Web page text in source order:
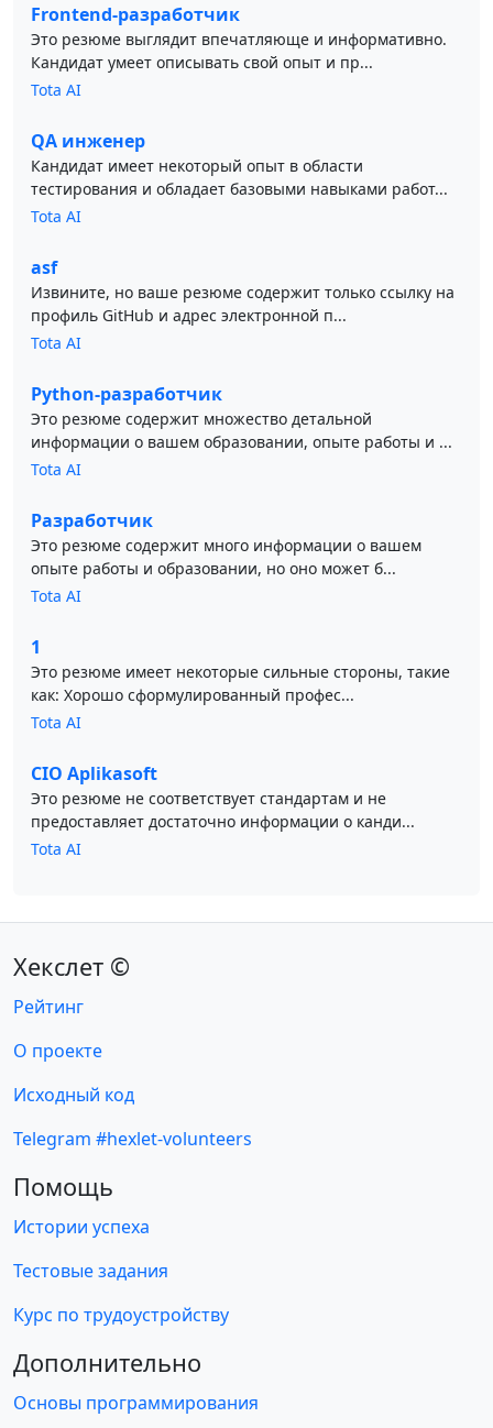
Frontend-разработчик
Это резюме выглядит впечатляюще и информативно.
Кандидат умеет описывать свой опыт и пр...
Tota AI
QA инженер
Кандидат имеет некоторый опыт в области
тестирования и обладает базовыми навыками работ...
Tota AI
asf
Извините, но ваше резюме содержит только ссылку на
профиль GitHub и адрес электронной п...
Tota AI
Python-разработчик
Это резюме содержит множество детальной
информации о вашем образовании, опыте работы и ...
Tota AI
Разработчик
Это резюме содержит много информации о вашем
опыте работы и образовании, но оно может б...
Tota AI
1
Это резюме имеет некоторые сильные стороны, такие
как: Хорошо сформулированный профес...
Tota AI
CIO Aplikasoft
Это резюме не соответствует стандартам и не
предоставляет достаточно информации о канди...
Tota AI
Хекслет ©
Рейтинг
О проекте
Исходный код
Telegram #hexlet-volunteers
Помощь
Истории успеха
Тестовые задания
Курс по трудоустройству
Дополнительно
Основы программирования